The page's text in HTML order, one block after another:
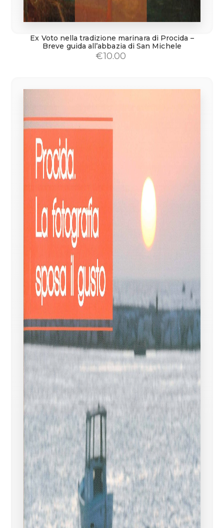
Ex Voto nella tradizione marinara di Procida –
Breve guida all’abbazia di San Michele
€10.00